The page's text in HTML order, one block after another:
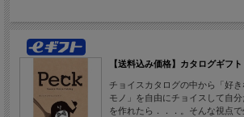
【送料込み価格】カタログギフ
チョイスカタログの中から「好
モノ」を自由にチョイスして自
を作れたら．．．。そんな視点